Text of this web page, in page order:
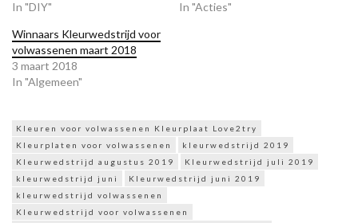
In "DIY"
In "Acties"
Winnaars Kleurwedstrijd voor
volwassenen maart 2018
3 maart 2018
In "Algemeen"
Kleuren voor volwassenen Kleurplaat Love2try
Kleurplaten voor volwassenen
kleurwedstrijd 2019
Kleurwedstrijd augustus 2019
Kleurwedstrijd juli 2019
kleurwedstrijd juni
Kleurwedstrijd juni 2019
kleurwedstrijd volwassenen
Kleurwedstrijd voor volwassenen